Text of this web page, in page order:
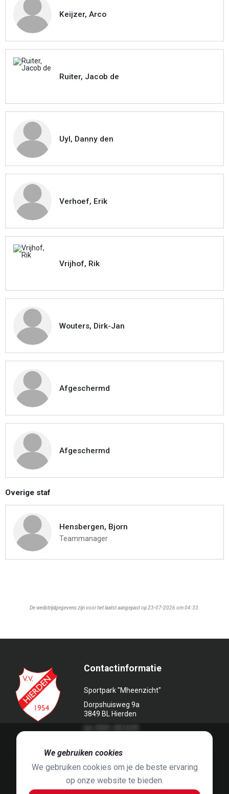
Keijzer, Arco
Ruiter, Jacob de
Uyl, Danny den
Verhoef, Erik
Vrijhof, Rik
Wouters, Dirk-Jan
Afgeschermd
Afgeschermd
Overige staf
Hensbergen, Bjorn
Teammanager
De wedstrijdgegevens zijn voor het laatst aangepast op 23-07-2026 om 04:33.
Contactinformatie
Sportpark "Mheenzicht"
Dorpshuisweg 9a
3849 BL Hierden
We gebruiken cookies
We gebruiken cookies om je de beste ervaring
op onze website te bieden.